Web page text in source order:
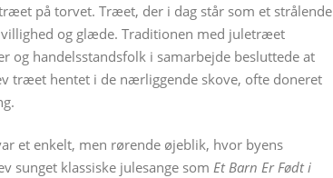
på torvet. Træet, der i dag står som et strålende
og glæde. Traditionen med juletræet
og handelsstandsfolk i samarbejde besluttede at
træet hentet i de nærliggende skove, ofte doneret
et enkelt, men rørende øjeblik, hvor byens
sunget klassiske julesange som Et Barn Er Født i